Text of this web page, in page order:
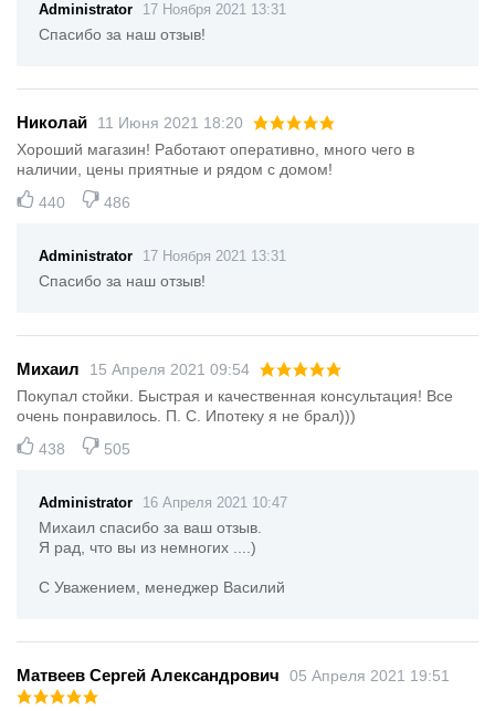
Administrator 17 Ноября 2021 13:31
Спасибо за наш отзыв!
Николай
11 Июня 2021 18:20
Хороший магазин! Работают оперативно, много чего в
наличии, цены приятные и рядом с домом!
440
486
Administrator 17 Ноября 2021 13:31
Спасибо за наш отзыв!
Михаил
15 Апреля 2021 09:54
Покупал стойки. Быстрая и качественная консультация! Все
очень понравилось. П. С. Ипотеку я не брал)))
438
505
Administrator 16 Апреля 2021 10:47
Михаил спасибо за ваш отзыв.
Я рад, что вы из немногих ....)
С Уважением, менеджер Василий
Матвеев Сергей Александрович 05 Апреля 2021 19:51